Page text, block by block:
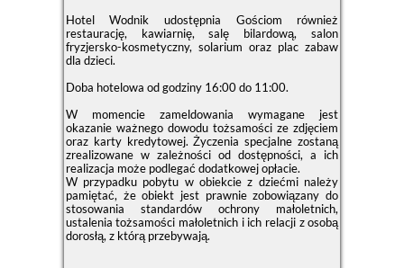
Hotel Wodnik udostępnia Gościom również
restaurację, kawiarnię, salę bilardową, salon
fryzjersko-kosmetyczny, solarium oraz plac zabaw
dla dzieci.
Doba hotelowa od godziny 16:00do 11:00.
W momencie zameldowania wymagane jest
okazanie ważnego dowodu tożsamości ze zdjęciem
oraz karty kredytowej. Życzenia specjalne zostaną
zrealizowane w zależności od dostępności, a ich
realizacja może podlegać dodatkowej opłacie.
W przypadku pobytu w obiekcie z dziećmi należy
pamiętać, że obiekt jest prawnie zobowiązany do
stosowania standardów ochrony małoletnich,
ustalenia tożsamości małoletnich i ich relacji z osobą
dorosłą, z którą przebywają.